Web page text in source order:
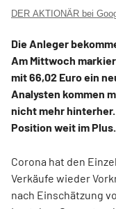
DER AKTIONÄR bei
Die Anleger
Am Mittwoch
mit 66,02 Euro ein
Analysten kommen
nicht mehr
Position weit im
Corona hat den
Verkäufe wieder
nach Einschätzung